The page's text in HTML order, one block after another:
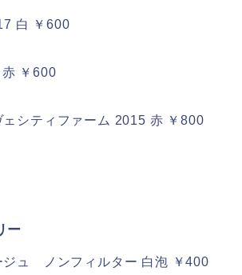
白 ￥600
￥600
シティファーム 2015 赤 ￥800
ー
ジュ ノンフィルター 白泡 ￥400